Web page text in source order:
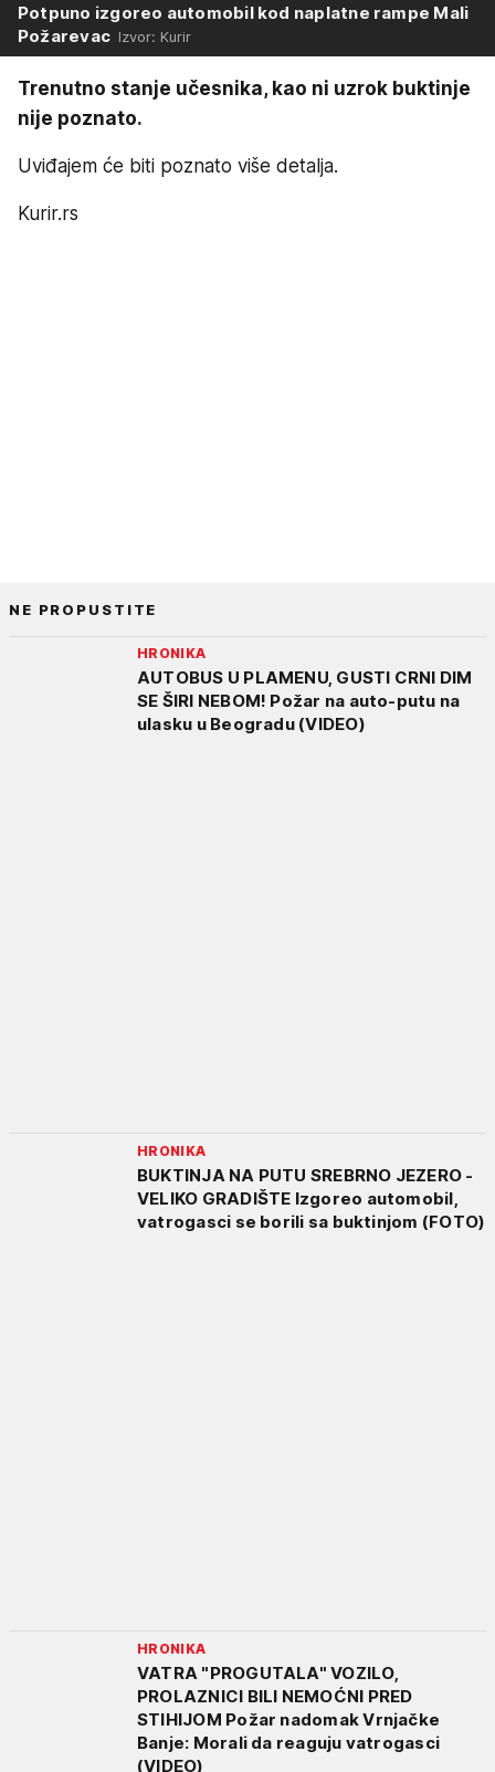
Potpuno izgoreo automobil kod naplatne rampe Mali
Požarevac Izvor: Kurir
Trenutno stanje učesnika, kao ni uzrok buktinje
nije poznato.
Uviđajem će biti poznato više detalja.
Kurir.rs
NE PROPUSTITE
HRONIKA
AUTOBUS U PLAMENU, GUSTI CRNI DIM
SE ŠIRI NEBOM! Požar na auto-putu na
ulasku u Beogradu (VIDEO)
HRONIKA
BUKTINJA NA PUTU SREBRNO JEZERO -
VELIKO GRADIŠTE Izgoreo automobil,
vatrogasci se borili sa buktinjom (FOTO)
HRONIKA
VATRA "PROGUTALA" VOZILO,
PROLAZNICI BILI NEMOĆNI PRED
STIHIJOM Požar nadomak Vrnjačke
Banje: Morali da reaguju vatrogasci
(VIDEO)